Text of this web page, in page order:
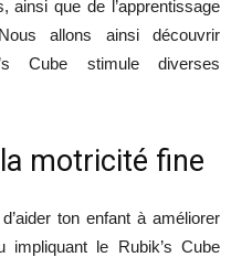
ainsi que de l’apprentissage
allons ainsi découvrir
Cube stimule diverses
motricité fine
ton enfant à améliorer
le Rubik’s Cube